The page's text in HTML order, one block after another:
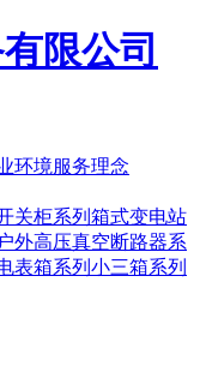
环境服务理念
关柜系列 箱式变电站
户外高压真空断路器系
表箱系列 小三箱系列